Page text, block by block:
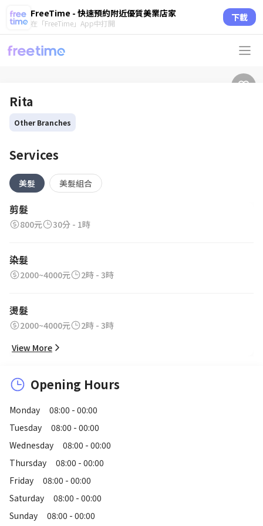
FreeTime - 快速預約附近優質美業店家
在「FreeTime」App中打開 下載
Rita
Other Branches
Services
美髮 美髮組合
剪髮
800元 30分 - 1時
染髮
2000~4000元 2時 - 3時
燙髮
2000~4000元
2時 - 3時
View More
Opening Hours
Monday
08:00 - 00:00
Tuesday
08:00 - 00:00
Wednesday
08:00 - 00:00
Thursday
08:00 - 00:00
Friday
08:00 - 00:00
Saturday
08:00 - 00:00
Sunday
08:00 - 00:00